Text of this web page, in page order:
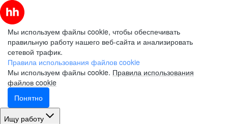
Мы используем файлы cookie, чтобы обеспечивать
правильную работу нашего веб-сайта и анализировать
сетевой трафик.
Правила использования файлов cookie
Мы используем файлы cookie. Правила использования
файлов cookie
Понятно
Ищу работу